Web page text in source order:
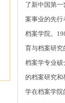
了新中国第
案事业的先行
档案学院。
育与档案研究
档案学专业硕
的档案研究
学在档案学院